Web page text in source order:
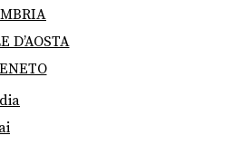
D’AOSTA